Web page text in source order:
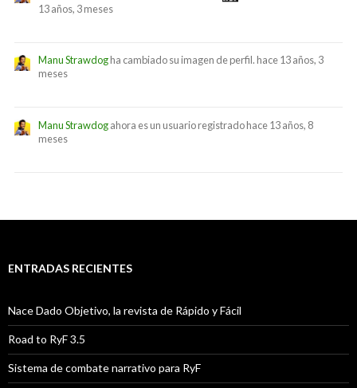
13 años, 3 meses
Manu Strawdogha cambiado su imagen de perfil.hace 13 años, 3
meses
Manu Strawdogahora es un usuario registradohace 13 años, 8
meses
ENTRADAS RECIENTES
Nace Dado Objetivo, la revista de Rápido y Fácil
Road to RyF 3.5
Sistema de combate narrativo para RyF